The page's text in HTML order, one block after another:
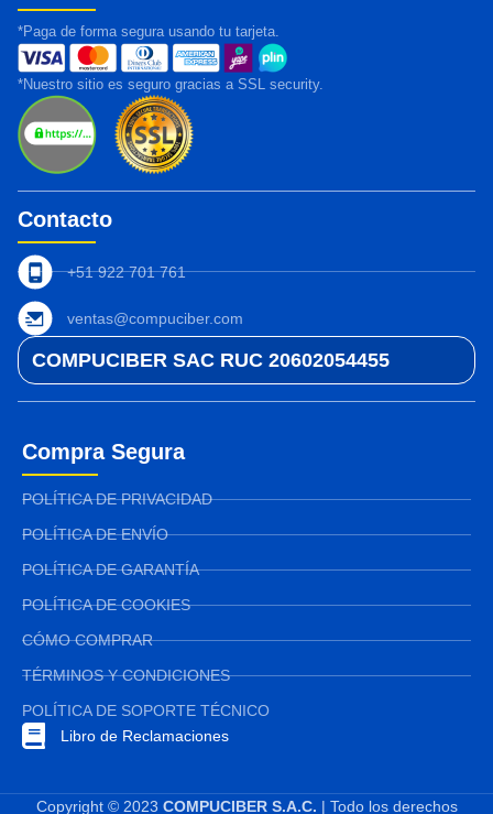
*Paga de forma segura usando tu tarjeta.
*Nuestro sitio es seguro gracias a SSL security.
Contacto
+51 922 701 761
ventas@compuciber.com
COMPUCIBER SAC RUC 20602054455
Compra Segura
POLÍTICA DE PRIVACIDAD
POLÍTICA DE ENVÍO
POLÍTICA DE GARANTÍA
POLÍTICA DE COOKIES
CÓMO COMPRAR
TÉRMINOS Y CONDICIONES
POLÍTICA DE SOPORTE TÉCNICO
Libro de Reclamaciones
Copyright © 2023 COMPUCIBER S.A.C. | Todo los derechos